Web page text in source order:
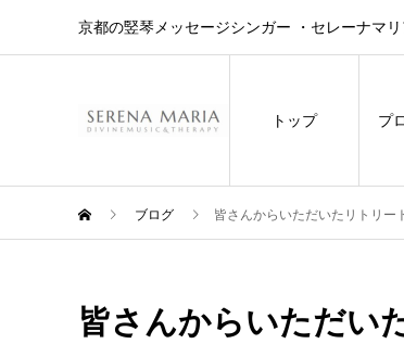
京都の竪琴メッセージシンガー ・セレーナマ
トップ プ
ブログ 皆さんからいただいたリトリー
皆さんからいただい